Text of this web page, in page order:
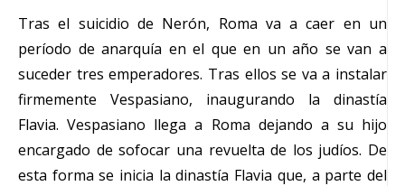
Tras el suicidio de Nerón, Roma va a caer en un
período de anarquía en el que en un año se van a
suceder tres emperadores. Tras ellos se va a instalar
firmemente Vespasiano, inaugurando la dinastía
Flavia. Vespasiano llega a Roma dejando a su hijo
encargado de sofocar una revuelta de los judíos. De
esta forma se inicia la dinastía Flavia que, a parte del